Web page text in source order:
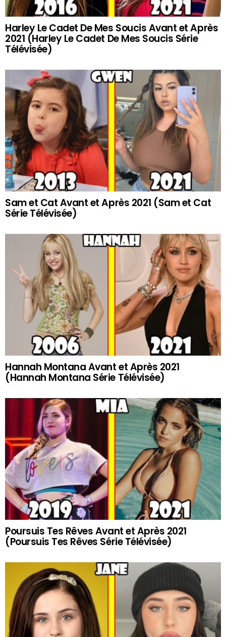
Harley Le Cadet De Mes Soucis Avant et Après
2021 (Harley Le Cadet De Mes Soucis Série
Télévisée)
Sam et Cat Avant et Après 2021 (Sam et Cat
Série Télévisée)
Hannah Montana Avant et Après 2021
(Hannah Montana Série Télévisée)
Poursuis Tes Rêves Avant et Après 2021
(Poursuis Tes Rêves Série Télévisée)